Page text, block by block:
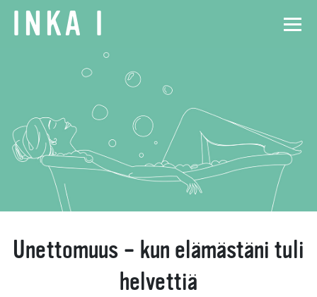
INKA I
Unettomuus – kun elämästäni tuli
helvettiä